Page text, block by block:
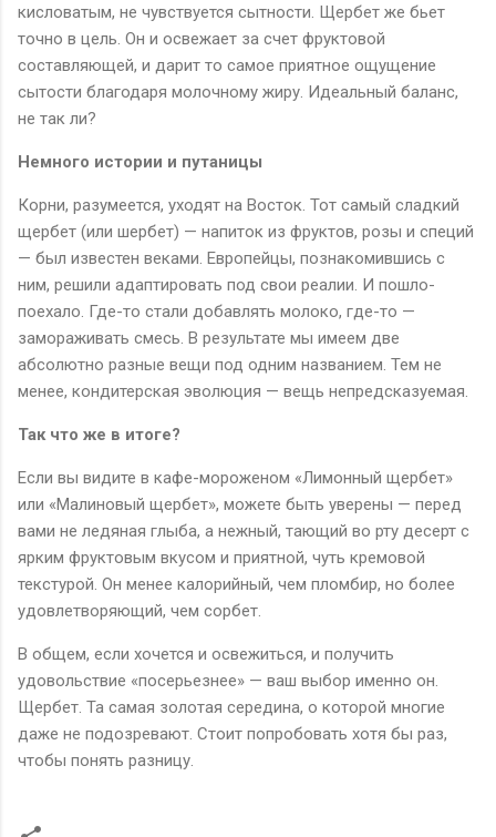
кисловатым, не чувствуется сытности. Щербет же бьет
точно в цель. Он и освежает за счет фруктовой
составляющей, и дарит то самое приятное ощущение
сытости благодаря молочному жиру. Идеальный баланс,
не так ли?
Немного истории и путаницы
Корни, разумеется, уходят на Восток. Тот самый сладкий
щербет (или шербет) — напиток из фруктов, розы и специй
— был известен веками. Европейцы, познакомившись с
ним, решили адаптировать под свои реалии. И пошло-
поехало. Где-то стали добавлять молоко, где-то —
замораживать смесь. В результате мы имеем две
абсолютно разные вещи под одним названием. Тем не
менее, кондитерская эволюция — вещь непредсказуемая.
Так что же в итоге?
Если вы видите в кафе-мороженом «Лимонный щербет»
или «Малиновый щербет», можете быть уверены — перед
вами не ледяная глыба, а нежный, тающий во рту десерт с
ярким фруктовым вкусом и приятной, чуть кремовой
текстурой. Он менее калорийный, чем пломбир, но более
удовлетворяющий, чем сорбет.
В общем, если хочется и освежиться, и получить
удовольствие «посерьезнее» — ваш выбор именно он.
Щербет. Та самая золотая середина, о которой многие
даже не подозревают. Стоит попробовать хотя бы раз,
чтобы понять разницу.